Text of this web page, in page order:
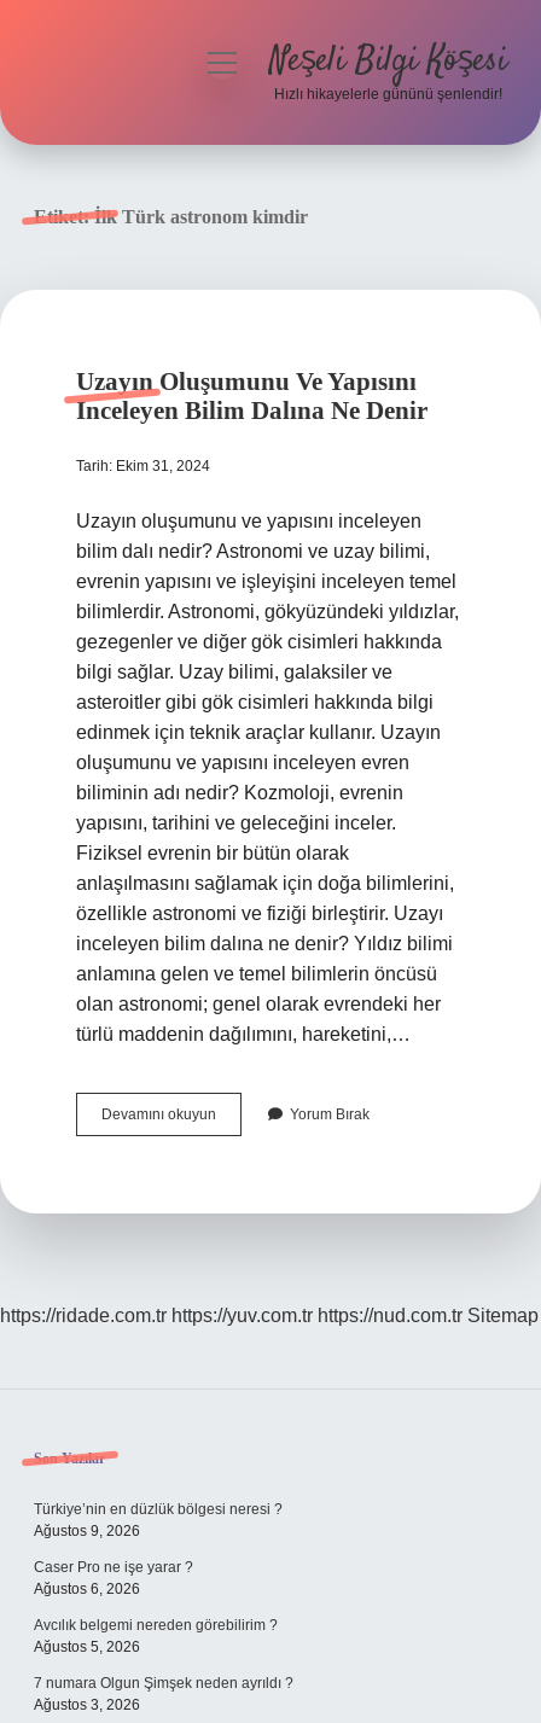
menüyüNeşeli Bilgi Köşesi
Hızlı hikayelerle gününü şenlendir!
Etiket:İlk Türk astronom kimdir
Uzayın Oluşumunu Ve Yapısını
Inceleyen Bilim Dalına Ne Denir
Tarih: Ekim 31, 2024
Uzayın oluşumunu ve yapısını inceleyen
bilim dalı nedir? Astronomi ve uzay bilimi,
evrenin yapısını ve işleyişini inceleyen temel
bilimlerdir. Astronomi, gökyüzündeki yıldızlar,
gezegenler ve diğer gök cisimleri hakkında
bilgi sağlar. Uzay bilimi, galaksiler ve
asteroitler gibi gök cisimleri hakkında bilgi
edinmek için teknik araçlar kullanır. Uzayın
oluşumunu ve yapısını inceleyen evren
biliminin adı nedir? Kozmoloji, evrenin
yapısını, tarihini ve geleceğini inceler.
Fiziksel evrenin bir bütün olarak
anlaşılmasını sağlamak için doğa bilimlerini,
özellikle astronomi ve fiziği birleştirir. Uzayı
inceleyen bilim dalına ne denir? Yıldız bilimi
anlamına gelen ve temel bilimlerin öncüsü
olan astronomi; genel olarak evrendeki her
türlü maddenin dağılımını, hareketini,…
Devamını okuyun
Oluşumunu
Yorum Bırak
https://ridade.com.tr https://yuv.com.tr https://nud.com.tr Sitemap
Sidebar
Son Yazılar
Türkiye’nin en düzlük bölgesi neresi ?
Ağustos 9, 2026
Caser Pro ne işe yarar ?
Ağustos 6, 2026
Avcılık belgemi nereden görebilirim ?
Ağustos 5, 2026
7 numara Olgun Şimşek neden ayrıldı ?
Ağustos 3, 2026